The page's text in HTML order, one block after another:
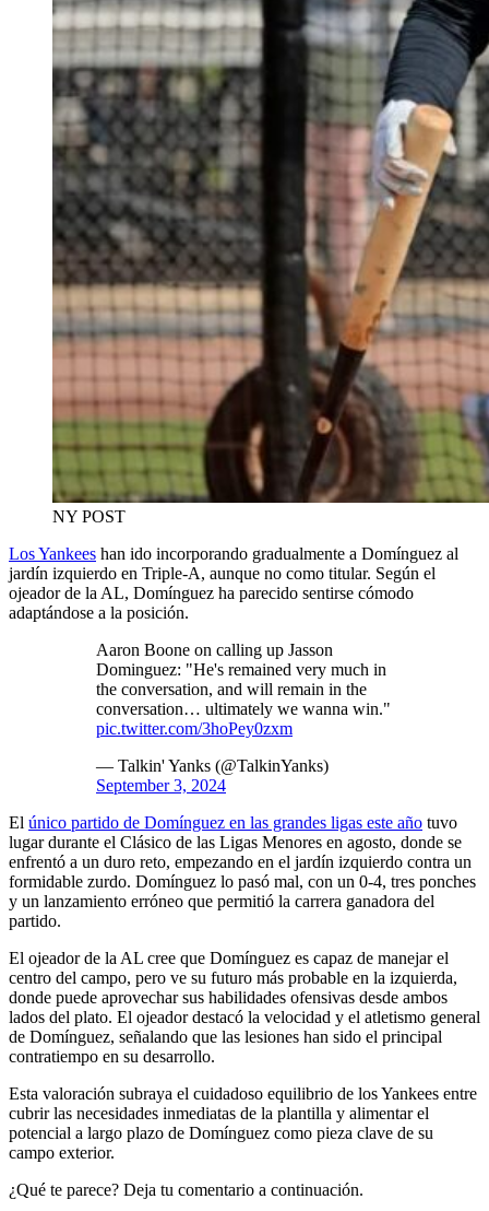
NY POST
Los Yankees han ido incorporando gradualmente a Domínguez al
jardín izquierdo en Triple-A, aunque no como titular. Según el
ojeador de la AL, Domínguez ha parecido sentirse cómodo
adaptándose a la posición.
Aaron Boone on calling up Jasson
Dominguez: "He's remained very much in
the conversation, and will remain in the
conversation… ultimately we wanna win."
pic.twitter.com/3hoPey0zxm
— Talkin' Yanks (@TalkinYanks)
September 3, 2024
El único partido de Domínguez en las grandes ligas este año tuvo
lugar durante el Clásico de las Ligas Menores en agosto, donde se
enfrentó a un duro reto, empezando en el jardín izquierdo contra un
formidable zurdo. Domínguez lo pasó mal, con un 0-4, tres ponches
y un lanzamiento erróneo que permitió la carrera ganadora del
partido.
El ojeador de la AL cree que Domínguez es capaz de manejar el
centro del campo, pero ve su futuro más probable en la izquierda,
donde puede aprovechar sus habilidades ofensivas desde ambos
lados del plato. El ojeador destacó la velocidad y el atletismo general
de Domínguez, señalando que las lesiones han sido el principal
contratiempo en su desarrollo.
Esta valoración subraya el cuidadoso equilibrio de los Yankees entre
cubrir las necesidades inmediatas de la plantilla y alimentar el
potencial a largo plazo de Domínguez como pieza clave de su
campo exterior.
¿Qué te parece? Deja tu comentario a continuación.